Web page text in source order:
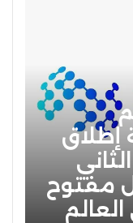
إطلاق
مفتوح